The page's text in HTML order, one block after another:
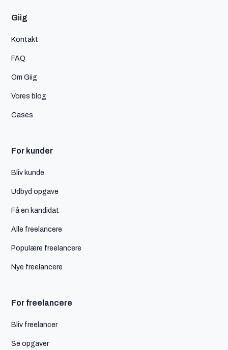
Giig
Kontakt
FAQ
Om Giig
Vores blog
Cases
For kunder
Bliv kunde
Udbyd opgave
Få en kandidat
Alle freelancere
Populære freelancere
Nye freelancere
For freelancere
Bliv freelancer
Se opgaver